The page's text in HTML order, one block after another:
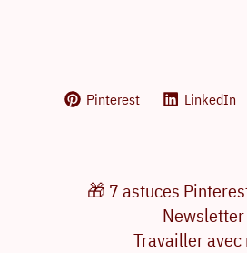
Pinterest LinkedIn
🎁 7 astuces
Newsletter
Travailler avec